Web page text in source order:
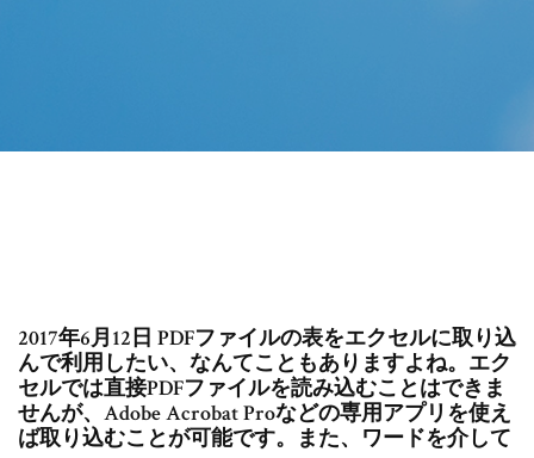
2017年6月12日 PDFファイルの表をエクセルに取り込
んで利用したい、なんてこともありますよね。エク
セルでは直接PDFファイルを読み込むことはできま
せんが、Adobe Acrobat Proなどの専用アプリを使え
ば取り込むことが可能です。また、ワードを介して